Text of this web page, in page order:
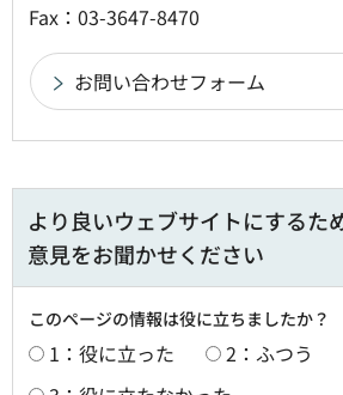
Fax：03-3647-8470
より良いウェブサイトにするた
意見をお聞かせください
このページの情報は役に立ちましたか？
1：役に立った
2：ふつう